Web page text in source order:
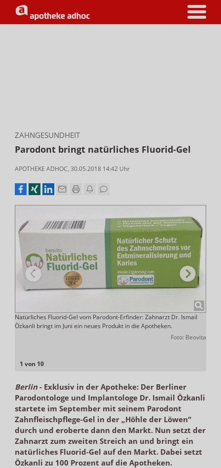
ZAHNGESUNDHEIT
Parodont bringt natürliches Fluorid-Gel
APOTHEKE ADHOC, 30.05.2018 14:42 Uhr
1 von 10
Natürliches Fluorid-Gel vom Parodont-Erfinder: Zahnarzt Dr. Ismail
Özkanli bringt im Juni ein neues Produkt in die Apotheken.
Foto: Beovita
Berlin- Exklusiv in der Apotheke: Der Berliner
Parodontologe und Implantologe Dr. Ismail Özkanli
startete im September mit seinem Parodont
Zahnfleischpflege-Gel in der „Höhle der Löwen“
durch und eroberte dann den Markt. Nun setzt der
Zahnarzt zum zweiten Streich an und bringt ein
natürliches Fluorid-Gel auf den Markt. Dabei setzt
Özkanli zu 100 Prozent auf die Apotheken.